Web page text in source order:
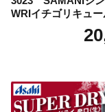
WRIイチゴリキュ
ト（箱入り）【大
お酒 洋酒 スピリッ
セット 詰め合わせ
ソーダ割り アルコ
ク ソーダ ジントニ